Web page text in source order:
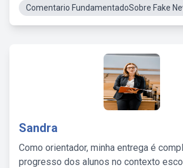
Comentario FundamentadoSobre Fake
Sandra
Como orientador, minha entrega é
progresso dos alunos no contexto